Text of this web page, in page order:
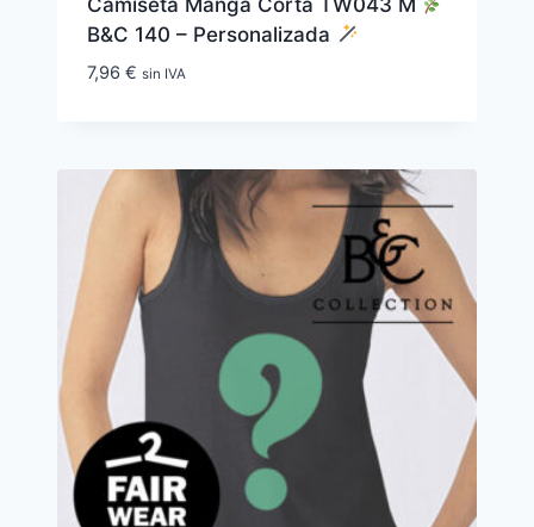
Camiseta Manga Corta TW043 M
B&C 140 – Personalizada
7,96 € sin IVA